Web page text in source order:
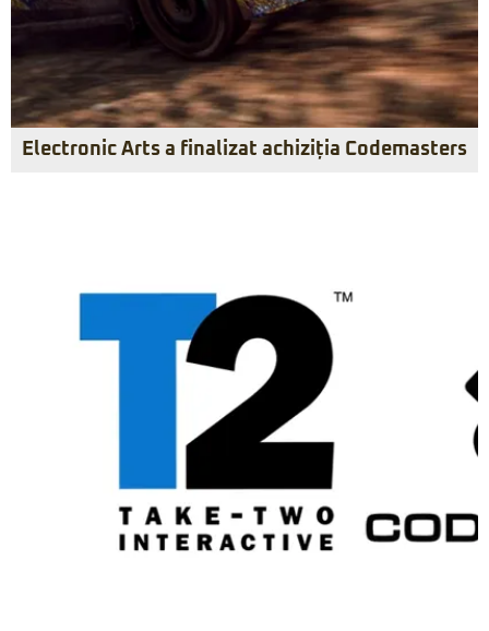
Electronic Arts a finalizat achiziția Codemasters